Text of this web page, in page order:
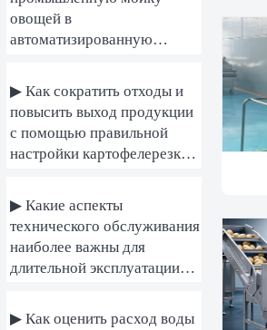
овощей в
автоматизированную
▶ Как сократить отходы и
повысить выход продукции
с помощью правильной
настройки картофелерезки
▶ Какие аспекты
технического обслуживания
наиболее важны для
длительной эксплуатации
▶ Как оценить расход воды